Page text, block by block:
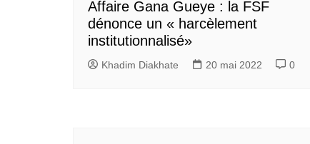
Affaire Gana Gueye : la FSF
dénonce un « harcèlement
institutionnalisé»
Khadim Diakhate 20 mai 2022 0